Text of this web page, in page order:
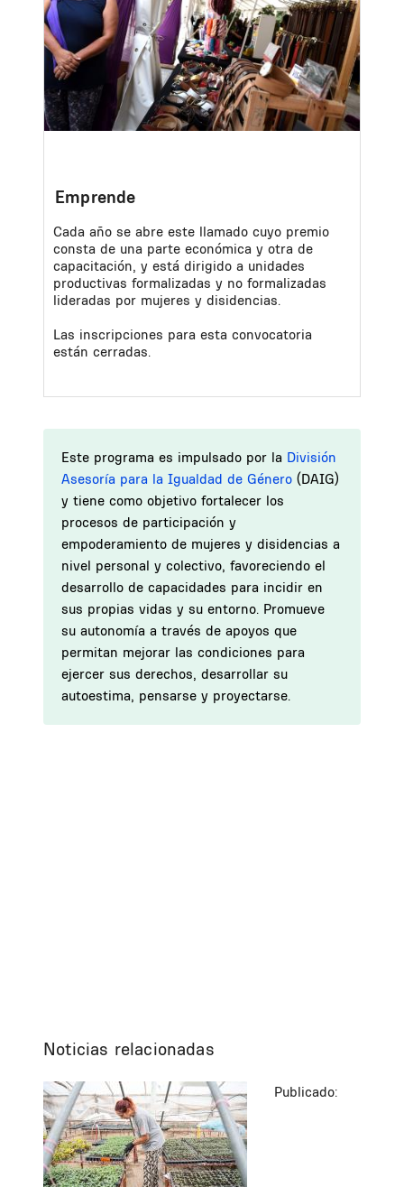
Emprende
Cada año se abre este llamado cuyo premio
consta de una parte económica y otra de
capacitación, y está dirigido a unidades
productivas formalizadas y no formalizadas
lideradas por mujeres y disidencias.
Las inscripciones para esta convocatoria
están cerradas.
Este programa es impulsado por la División
Asesoría para la Igualdad de Género (DAIG)
y tiene como objetivo fortalecer los
procesos de participación y
empoderamiento de mujeres y disidencias a
nivel personal y colectivo, favoreciendo el
desarrollo de capacidades para incidir en
sus propias vidas y su entorno. Promueve
su autonomía a través de apoyos que
permitan mejorar las condiciones para
ejercer sus derechos, desarrollar su
autoestima, pensarse y proyectarse.
Noticias relacionadas
Publicado: